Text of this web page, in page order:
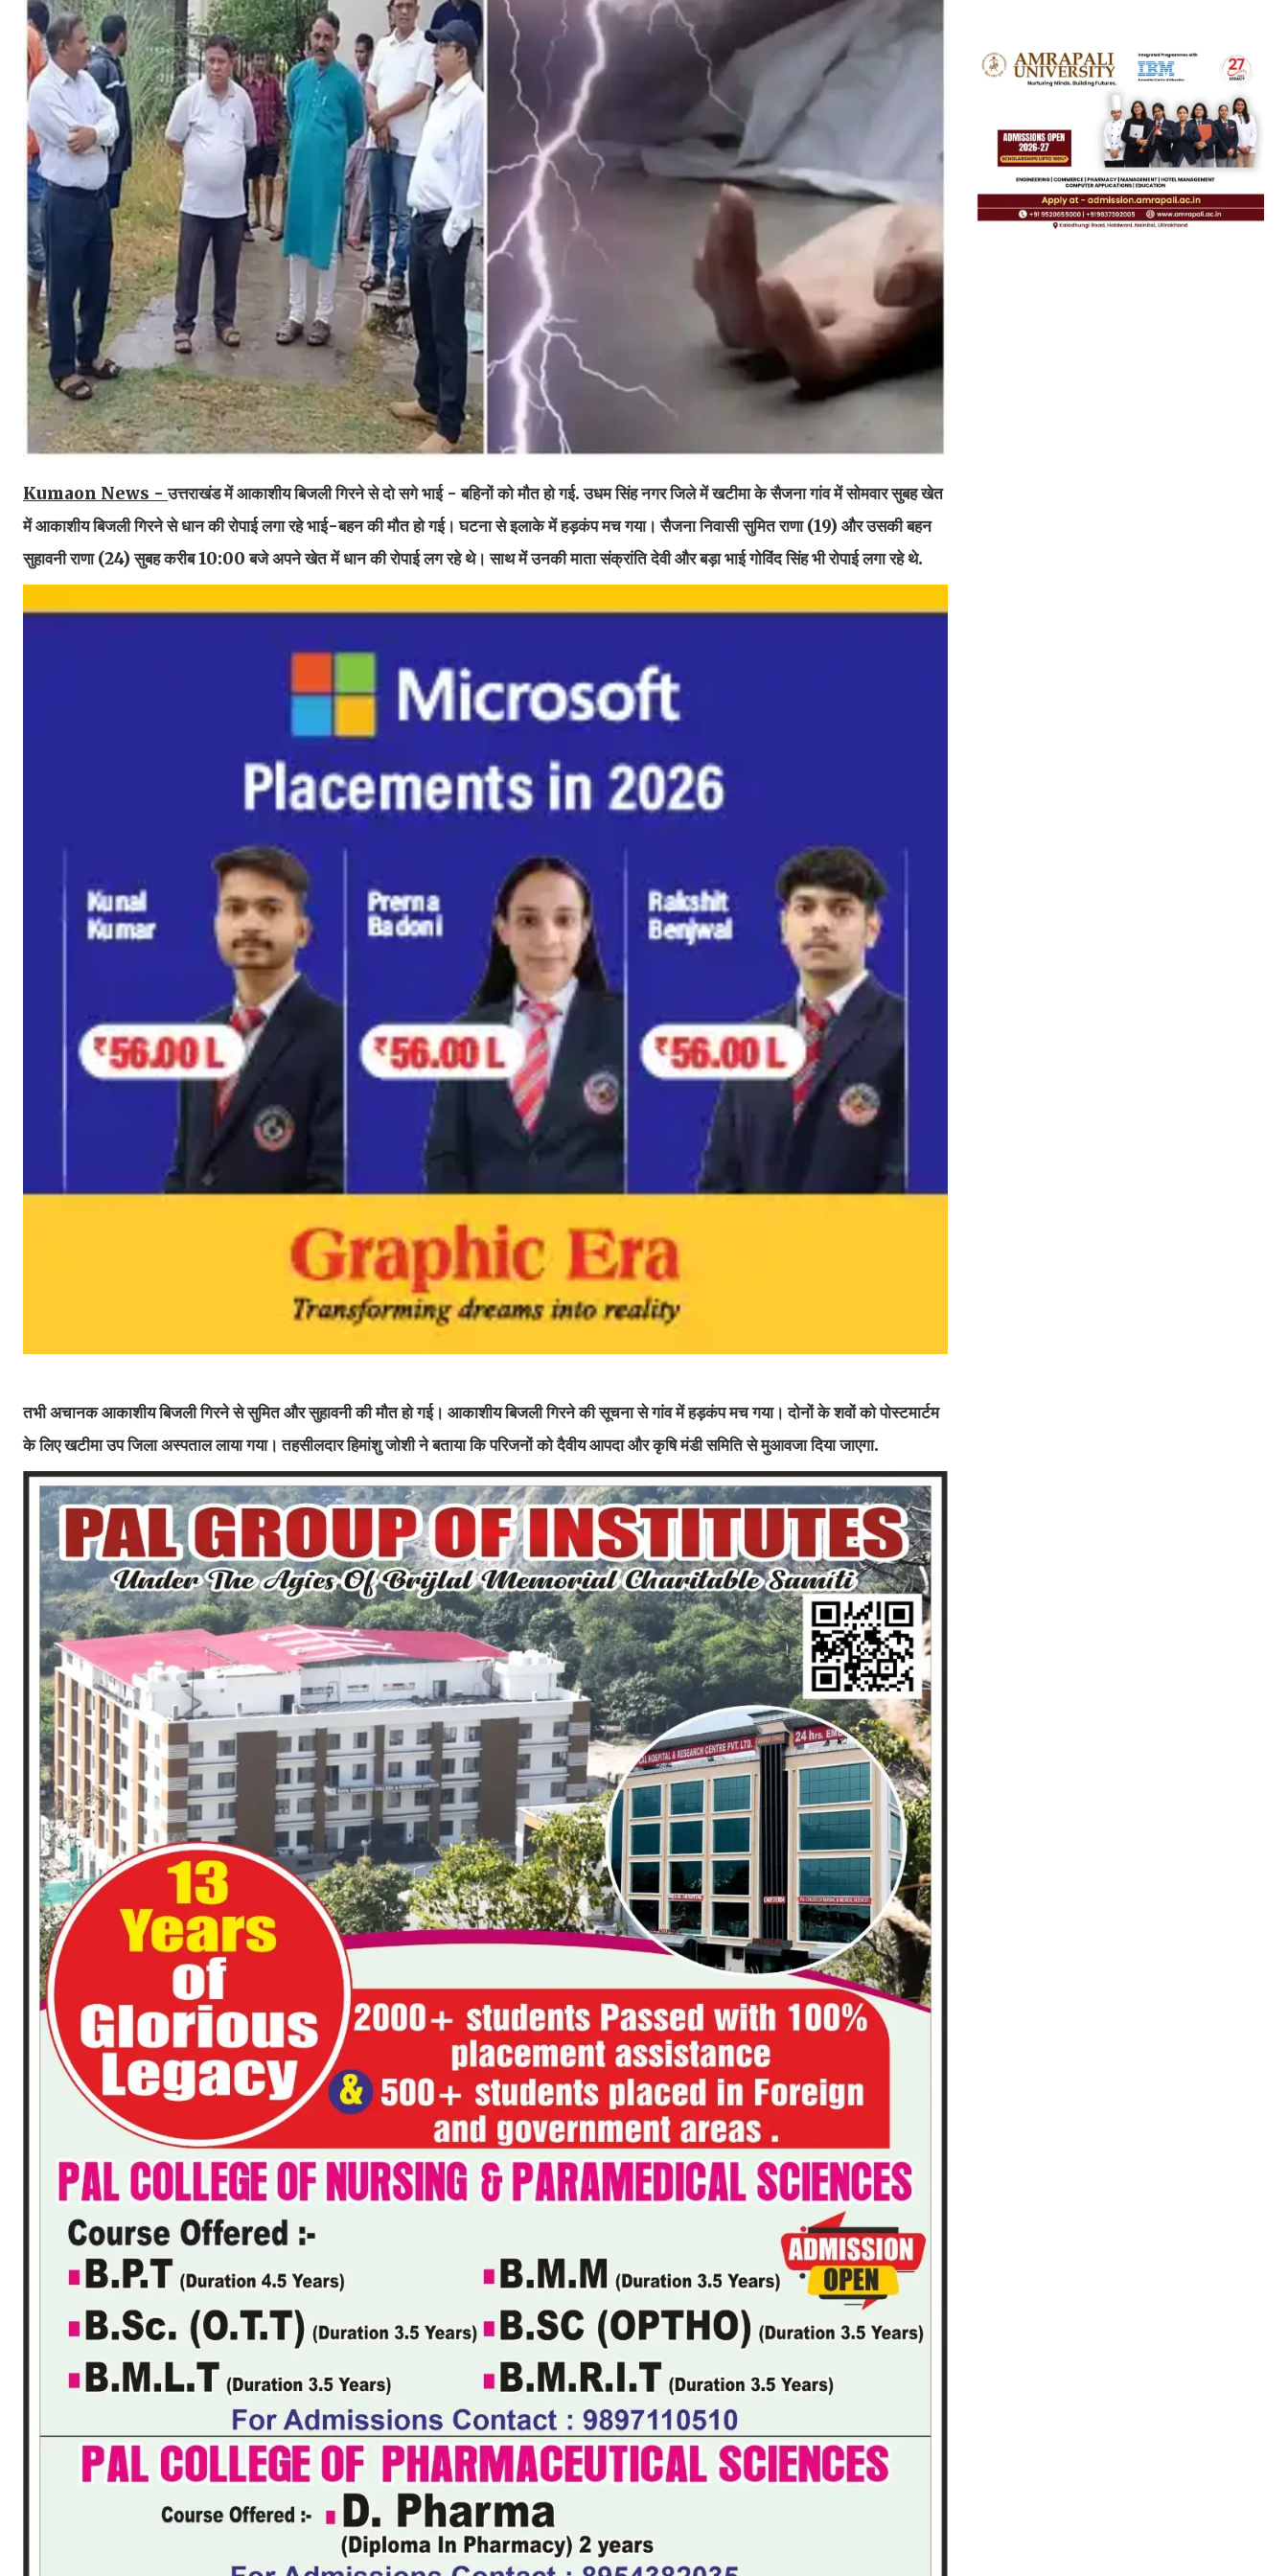
Kumaon News -उत्तराखंड में आकाशीय बिजली गिरने से दो सगे भाई - बहिनों को मौत हो गई. उधम सिंह नगर जिले में खटीमा के सैजना गांव में सोमवार सुबह खेत
में आकाशीय बिजली गिरने से धान की रोपाई लगा रहे भाई-बहन की मौत हो गई। घटना से इलाके में हड़कंप मच गया। सैजना निवासी सुमित राणा (19) और उसकी बहन
सुहावनी राणा (24) सुबह करीब 10:00 बजे अपने खेत में धान की रोपाई लग रहे थे। साथ में उनकी माता संक्रांति देवी और बड़ा भाई गोविंद सिंह भी रोपाई लगा रहे थे.
तभी अचानक आकाशीय बिजली गिरने से सुमित और सुहावनी की मौत हो गई। आकाशीय बिजली गिरने की सूचना से गांव में हड़कंप मच गया। दोनों के शवों को पोस्टमार्टम
के लिए खटीमा उप जिला अस्पताल लाया गया। तहसीलदार हिमांशु जोशी ने बताया कि परिजनों को दैवीय आपदा और कृषि मंडी समिति से मुआवजा दिया जाएगा.